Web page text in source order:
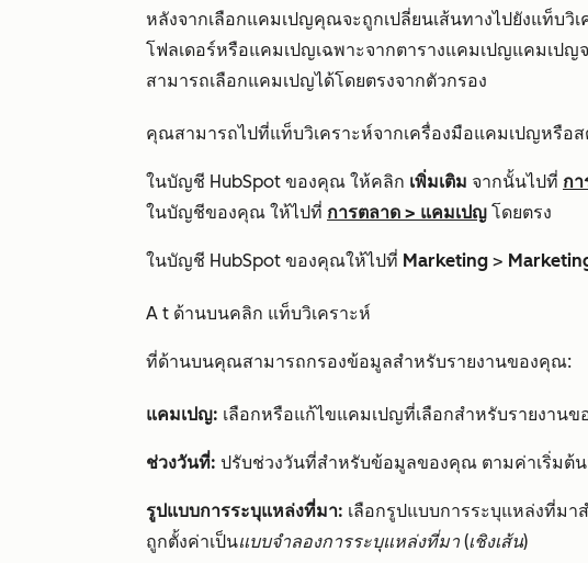
หลังจากเลือกแคมเปญคุณจะถูกเปลี่ยนเส้นทางไปยังแท็บวิ
โฟลเดอร์หรือแคมเปญเฉพาะจากตารางแคมเปญแคมเป
สามารถเลือกแคมเปญได้โดยตรงจากตัวกรอง
คุณสามารถไปที่แท็บวิเคราะห์จากเครื่องมือแคมเปญหรือ
ในบัญชี HubSpot ของคุณ ให้คลิก เพิ่มเติม จากนั้นไปที่ ก
ในบัญชีของคุณ ให้ไปที่ การตลาด > แคมเปญ โดยตรง
ในบัญชี HubSpot ของคุณให้ไปที่ Marketing >
A t ด้านบนคลิก แท็บวิเคราะห์
ที่ด้านบนคุณสามารถกรองข้อมูลสำหรับรายงานของคุณ:
แคมเปญ: เลือกหรือแก้ไขแคมเปญที่เลือกสำหรับรายงาน
ช่วงวันที่: ปรับช่วงวันที่สำหรับข้อมูลของคุณ ตามค่าเริ่มต้น
รูปแบบการระบุแหล่งที่มา: เลือกรูปแบบการระบุแหล่งที่ม
ถูกตั้งค่าเป็นแบบจำลองการระบุแหล่งที่มา (เชิงเส้น)